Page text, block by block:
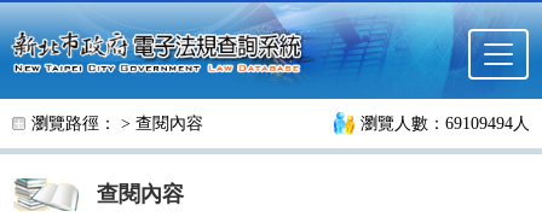
跳至主要內容
瀏覽路徑： > 查閱內容 瀏覽人數：69109494人
查閱內容